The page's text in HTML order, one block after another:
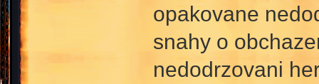
opakovane
snahy o
nedodrzovani